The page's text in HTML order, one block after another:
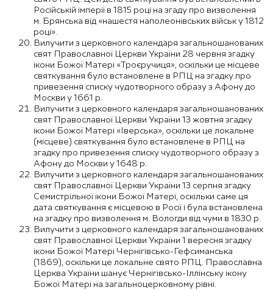
Російській імперії в 1815 році на згаду про визволення
м. Брянська від «нашестя наполеонівських військ у 1812
році».
Вилучити з церковного календаря загальношанованих
свят Православної Церкви України 28 червня згадку
ікони Божої Матері «Троєручиця», оскільки це місцеве
святкування було встановлене в РПЦ на згадку про
привезення списку чудотворного образу з Афону до
Москви у 1661 р.
Вилучити з церковного календаря загальношанованих
свят Православної Церкви України 13 жовтня згадку
ікони Божої Матері «Іверська», оскільки це локальне
(місцеве) святкування було встановлене в РПЦ на
згадку про привезення списку чудотворного образу з
Афону до Москви у 1648 р.
Вилучити з церковного календаря загальношанованих
свят Православної Церкви України 13 серпня згадку
Семистрільної ікони Божої Матері, оскільки саме ця
дата святкування є місцевою в Росії і була встановлена
на згадку про визволення м. Вологди від чуми в 1830 р.
Вилучити з церковного календаря загальношанованих
свят Православної Церкви України 1 вересня згадку
ікони Божої Матері Чернігівсько-Гефсиманська
(1869), оскільки це локальне свято РПЦ. Православна
Церква України шанує Чернігівсько-Іллінську ікону
Божої Матері на загальноцерковному рівні.